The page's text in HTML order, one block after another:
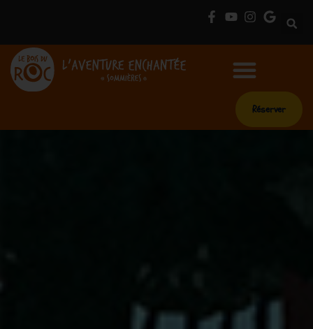
Réserver